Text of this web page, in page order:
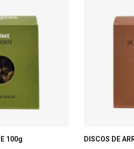
100g
DISCOS DE